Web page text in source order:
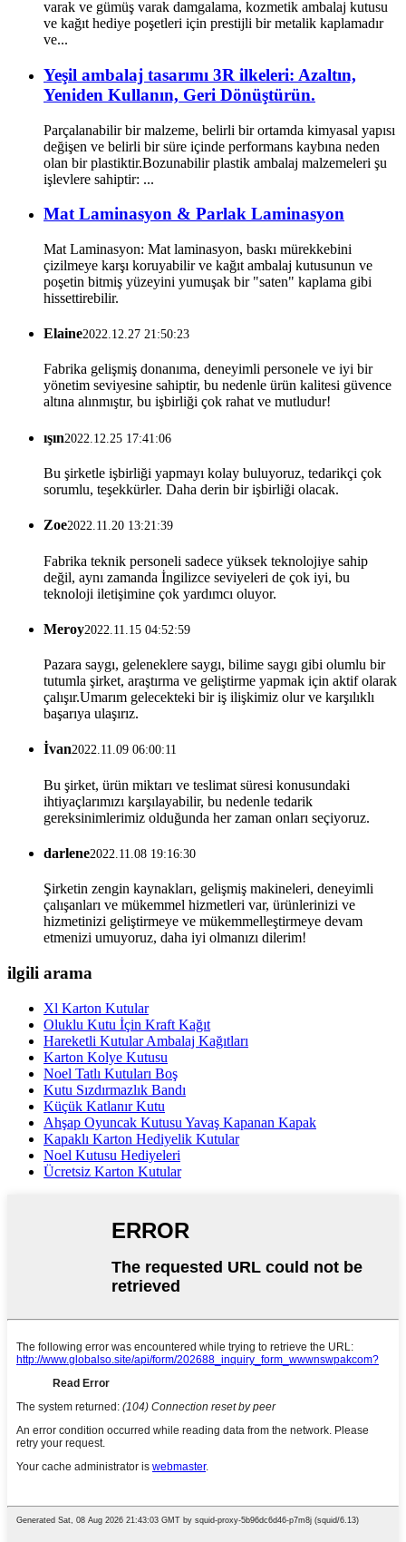
varak ve gümüş varak damgalama, kozmetik ambalaj kutusu
ve kağıt hediye poşetleri için prestijli bir metalik kaplamadır
ve...
Yeşil ambalaj tasarımı 3R ilkeleri: Azaltın,
Yeniden Kullanın, Geri Dönüştürün.
Parçalanabilir bir malzeme, belirli bir ortamda kimyasal yapısı
değişen ve belirli bir süre içinde performans kaybına neden
olan bir plastiktir.Bozunabilir plastik ambalaj malzemeleri şu
işlevlere sahiptir: ...
Mat Laminasyon & Parlak Laminasyon
Mat Laminasyon: Mat laminasyon, baskı mürekkebini
çizilmeye karşı koruyabilir ve kağıt ambalaj kutusunun ve
poşetin bitmiş yüzeyini yumuşak bir "saten" kaplama gibi
hissettirebilir.
Elaine2022.12.27 21:50:23
Fabrika gelişmiş donanıma, deneyimli personele ve iyi bir
yönetim seviyesine sahiptir, bu nedenle ürün kalitesi güvence
altına alınmıştır, bu işbirliği çok rahat ve mutludur!
ışın2022.12.25 17:41:06
Bu şirketle işbirliği yapmayı kolay buluyoruz, tedarikçi çok
sorumlu, teşekkürler. Daha derin bir işbirliği olacak.
Zoe2022.11.20 13:21:39
Fabrika teknik personeli sadece yüksek teknolojiye sahip
değil, aynı zamanda İngilizce seviyeleri de çok iyi, bu
teknoloji iletişimine çok yardımcı oluyor.
Meroy2022.11.15 04:52:59
Pazara saygı, geleneklere saygı, bilime saygı gibi olumlu bir
tutumla şirket, araştırma ve geliştirme yapmak için aktif olarak
çalışır.Umarım gelecekteki bir iş ilişkimiz olur ve karşılıklı
başarıya ulaşırız.
İvan2022.11.09 06:00:11
Bu şirket, ürün miktarı ve teslimat süresi konusundaki
ihtiyaçlarımızı karşılayabilir, bu nedenle tedarik
gereksinimlerimiz olduğunda her zaman onları seçiyoruz.
darlene2022.11.08 19:16:30
Şirketin zengin kaynakları, gelişmiş makineleri, deneyimli
çalışanları ve mükemmel hizmetleri var, ürünlerinizi ve
hizmetinizi geliştirmeye ve mükemmelleştirmeye devam
etmenizi umuyoruz, daha iyi olmanızı dilerim!
ilgili arama
Xl Karton Kutular
Oluklu Kutu İçin Kraft Kağıt
Hareketli Kutular Ambalaj Kağıtları
Karton Kolye Kutusu
Noel Tatlı Kutuları Boş
Kutu Sızdırmazlık Bandı
Küçük Katlanır Kutu
Ahşap Oyuncak Kutusu Yavaş Kapanan Kapak
Kapaklı Karton Hediyelik Kutular
Noel Kutusu Hediyeleri
Ücretsiz Karton Kutular